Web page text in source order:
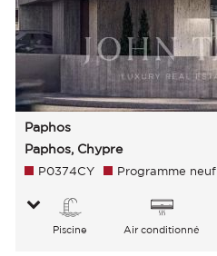
Paphos
Paphos, Chypre
P0374CY Programme neuf
Piscine Air conditionné